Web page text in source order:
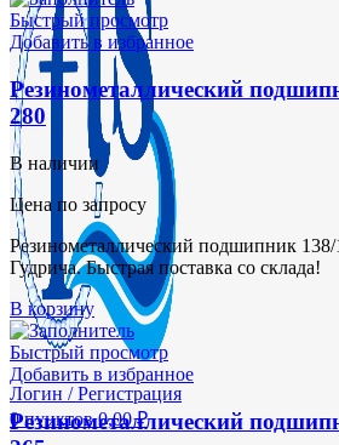
Логин / Регистрация
0пунктов 0,00₽
Быстрый просмотр
Добавить в избранное
Резинометаллический
280
В наличии
Цена по запросу
Резинометаллический подшипник
Гудрича. Быстрая поставка со склада!
В корзину
Быстрый просмотр
Добавить в избранное
Резинометаллический